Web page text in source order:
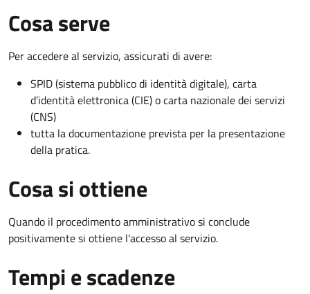
Cosa serve
Per accedere al servizio, assicurati di avere:
SPID (sistema pubblico di identità digitale), carta
d’identità elettronica (CIE) o carta nazionale dei servizi
(CNS)
tutta la documentazione prevista per la presentazione
della pratica.
Cosa si ottiene
Quando il procedimento amministrativo si conclude
positivamente si ottiene l'accesso al servizio.
Tempi e scadenze